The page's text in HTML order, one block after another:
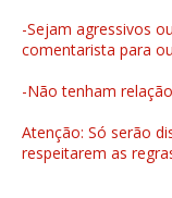
-Sejam agressivos
comentarista para
-Não tenham
Atenção: Só serão
respeitarem as